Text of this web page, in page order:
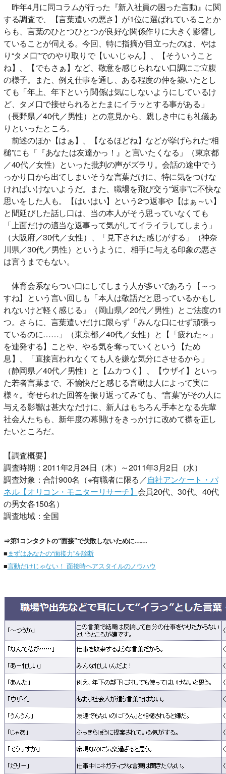
昨年4月に同コラムが行った『新入社員の困った言動』に関
する調査で、【言葉遣いの悪さ】が1位に選ばれていることか
らも、言葉のひとつひとつが良好な関係作りに大きく影響し
ていることが伺える。今回、特に指摘が目立ったのは、やは
り“タメ口”でのやり取りで【いいじゃん】、【そういうこと
ね】、【でもさぁ】など、敬意を感じられない口調にご立腹
の様子。また、例え仕事を通し、ある程度の仲を築いたとし
ても「年上、年下という関係は気にしないようにしているけ
ど、タメ口で接せられるとたまにイラッとする事がある」
（長野県／40代／男性）との意見から、親しき中にも礼儀あ
りといったところ。
前述のほか【はぁ】、【なるほどね】などが挙げられた“相
槌”にも「『あなたは友達かっ！』と言いたくなる」（東京都
／40代／女性）といった批判の声がズラリ。会話の途中でう
っかり口から出てしまいそうな言葉だけに、特に気をつけな
ければいけないようだ。また、職場を飛び交う“返事”に不快な
思いをした人も。【はいはい】という2つ返事や【はぁ～い】
と間延びした話し口は、当の本人がそう思っていなくても
「上面だけの適当な返事って気がしてイライラしてしまう」
（大阪府／30代／女性）、「見下された感じがする」（神奈
川県／30代／男性）というように、相手に与える印象の悪さ
は言うまでもない。
体育会系ならつい口にしてしまう人が多いであろう【～っ
すね】という言い回しも「本人は敬語だと思っているかもし
れないけど軽く感じる」（岡山県／20代／男性）とご法度の1
つ。さらに、言葉遣いだけに限らず「みんな口にせず頑張っ
ているのに……」（東京都／40代／女性）と【「疲れた～」
を連発する】ことや、やる気を奪っていくという【ため
息】、「直接言われなくても人を嫌な気分にさせるから」
（静岡県／40代／男性）と【ムカつく】、【ウザイ】といっ
た若者言葉まで、不愉快だと感じる言動は人によって実に
様々。寄せられた回答を振り返ってみても、“言葉”がその人に
与える影響は甚大なだけに、新人はもちろん手本となる先輩
社会人たちも、新年度の幕開けをきっかけに改めて襟を正し
たいところだ。
【調査概要】
調査時期：2011年2月24日（木）～2011年3月2日（水）
調査対象：合計900名（※有職者に限る／自社アンケート・パ
ネル【オリコン・モニターリサーチ】 会員20代、30代、40代
の男女各150名）
調査地域：全国
⇒第1コンタクトの“面接”で失敗しないために……
■ まずはあなたの“面接力”を診断
■言動だけじゃない！ 面接時ヘアスタイルのノウハウ